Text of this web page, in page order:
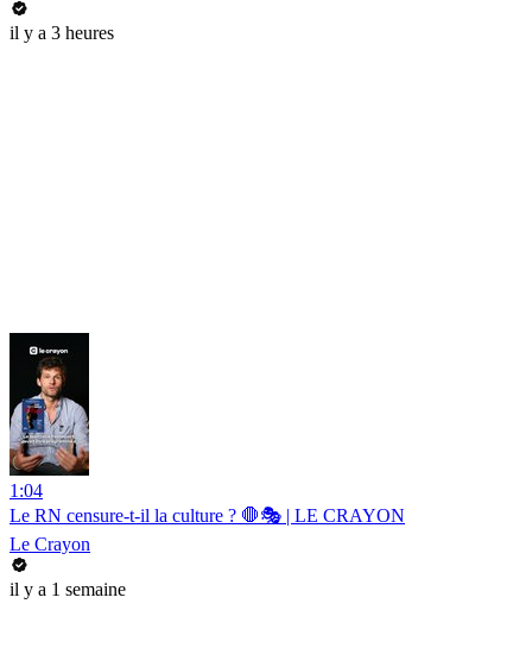
il y a 3 heures
1:04
Le RN censure-t-il la culture ? 🛑🎭 | LE CRAYON
Le Crayon
il y a 1 semaine